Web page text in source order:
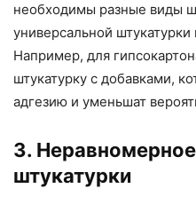
необходимы разные виды
универсальной
Например, для
штукатурку с добавками,
адгезию и уменьшат
3.
штукатурки